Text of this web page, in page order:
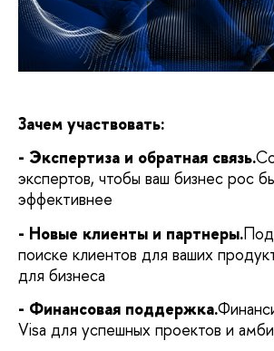
Зачем участвовать:
- Экспертиза и обратная связь.
экспертов, чтобы ваш бизнес рос
эффективнее
- Новые клиенты и партнеры.
поиске клиентов для ваших
для бизнеса
- Финансовая поддержка.
Visa для успешных проектов и